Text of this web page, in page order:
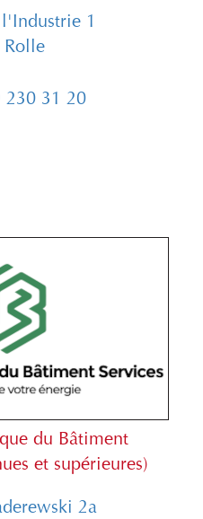
1
Rolle
230 31 20
du Bâtiment
et supérieures)
2a